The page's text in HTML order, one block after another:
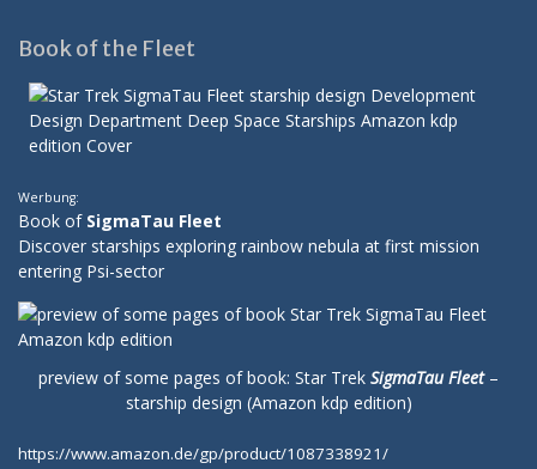
Book of the Fleet
Werbung:
Book of SigmaTau Fleet
Discover starships exploring rainbow nebula at first mission
entering Psi-sector
preview of some pages of book: Star Trek SigmaTau Fleet–
starship design (Amazon kdp edition)
https://www.amazon.de/gp/product/1087338921/